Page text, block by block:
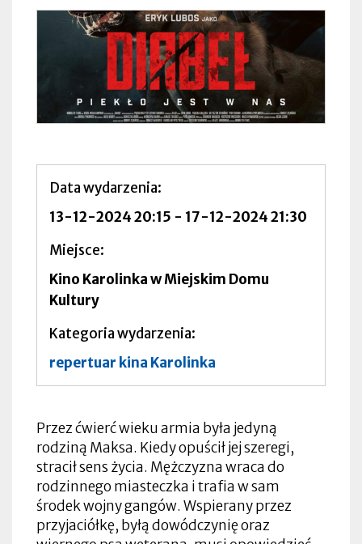
Data wydarzenia
13-12-2024 20:15 - 17-12-2024 21:30
Miejsce
Kino Karolinka w Miejskim Domu
Kultury
Kategoria wydarzenia
repertuar kina Karolinka
Przez ćwierć wieku armia była jedyną
rodziną Maksa. Kiedy opuścił jej szeregi,
stracił sens życia. Mężczyzna wraca do
rodzinnego miasteczka i trafia w sam
środek wojny gangów. Wspierany przez
przyjaciółkę, byłą dowódczynię oraz